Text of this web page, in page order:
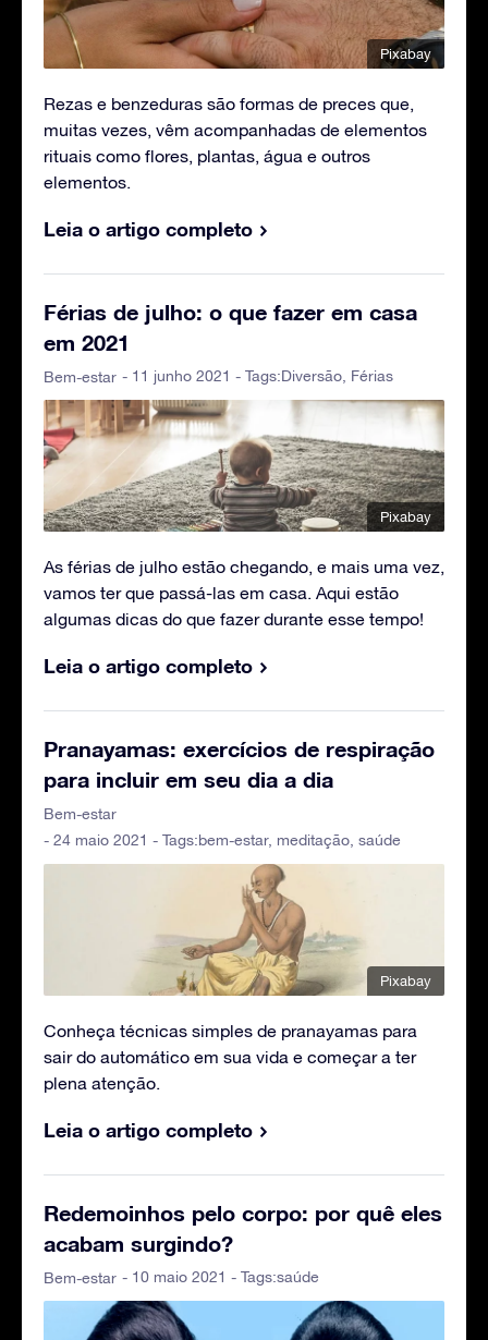
Pixabay
Rezas e benzeduras são formas de preces que,
muitas vezes, vêm acompanhadas de elementos
rituais como flores, plantas, água e outros
elementos.
Leia o artigo completo
Férias de julho: o que fazer em casa
em 2021
Bem-estar - 11 junho 2021 - Tags:Diversão Férias
Pixabay
As férias de julho estão chegando, e mais uma vez,
vamos ter que passá-las em casa. Aqui estão
algumas dicas do que fazer durante esse tempo!
Leia o artigo completo
Pranayamas: exercícios de respiração
para incluir em seu dia a dia
Bem-estar
- 24 maio 2021 - Tags:bem-estar, meditação saúde
Pixabay
Conheça técnicas simples de pranayamas para
sair do automático em sua vida e começar a ter
plena atenção.
Leia o artigo completo
Redemoinhos pelo corpo: por quê eles
acabam surgindo?
Bem-estar - 10 maio 2021 - Tags:saúde